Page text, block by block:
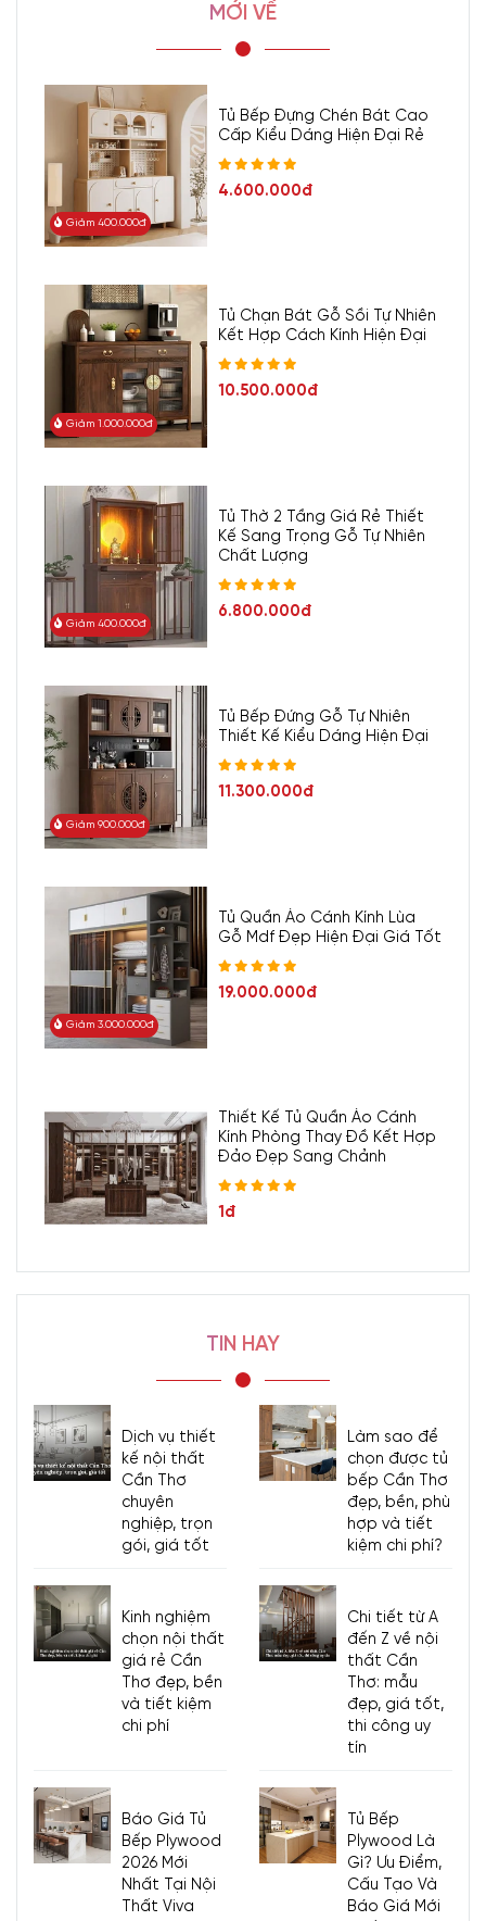
MỚI VỀ
Giảm 400.000đ
Tủ Bếp Đựng Chén Bát Cao
Cấp Kiểu Dáng Hiện Đại Rẻ
4.600.000đ
Giảm 1.000.000đ
Tủ Chạn Bát Gỗ Sồi Tự Nhiên
Kết Hợp Cách Kính Hiện Đại
10.500.000đ
Giảm 400.000đ
Tủ Thờ 2 Tầng Giá Rẻ Thiết
Kế Sang Trọng Gỗ Tự Nhiên
Chất Lượng
6.800.000đ
Giảm 900.000đ
Tủ Bếp Đứng Gỗ Tự Nhiên
Thiết Kế Kiểu Dáng Hiện Đại
11.300.000đ
Giảm 3.000.000đ
Tủ Quần Áo Cánh Kính Lùa
Gỗ Mdf Đẹp Hiện Đại Giá Tốt
19.000.000đ
Thiết Kế Tủ Quần Áo Cánh
Kính Phòng Thay Đồ Kết Hợp
Đảo Đẹp Sang Chảnh
1đ
TIN HAY
Dịch vụ thiết
kế nội thất
Cần Thơ
chuyên
nghiệp, trọn
gói, giá tốt
Làm sao để
chọn được tủ
bếp Cần Thơ
đẹp, bền, phù
hợp và tiết
kiệm chi phí?
Kinh nghiệm
chọn nội thất
giá rẻ Cần
Thơ đẹp, bền
và tiết kiệm
chi phí
Chi tiết từ A
đến Z về nội
thất Cần
Thơ: mẫu
đẹp, giá tốt,
thi công uy
tín
Báo Giá Tủ
Bếp Plywood
2026 Mới
Nhất Tại Nội
Thất Viva
Tủ Bếp
Plywood Là
Gì? Ưu Điểm,
Cấu Tạo Và
Báo Giá Mới